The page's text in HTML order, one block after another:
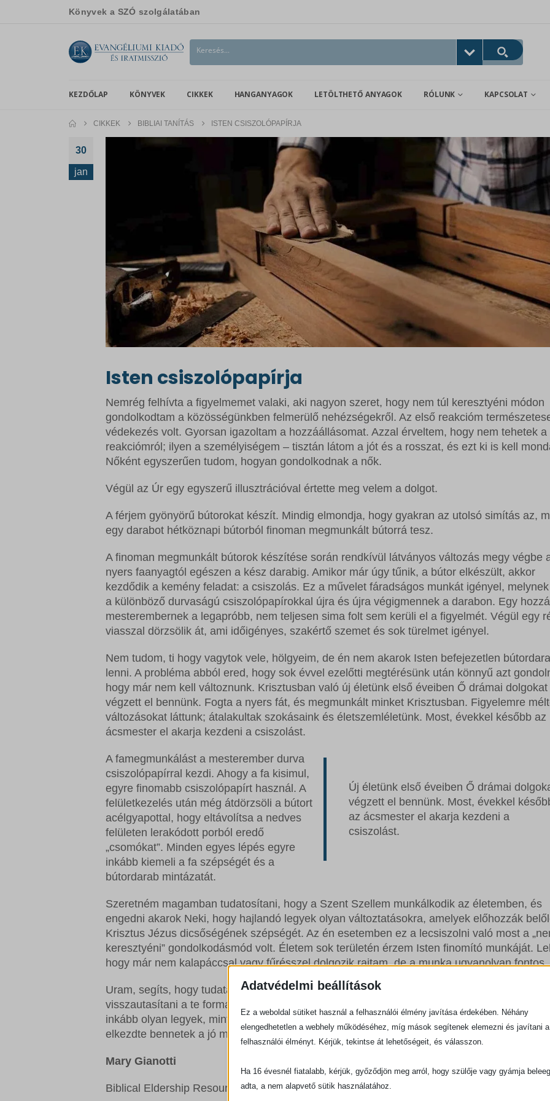
Könyvek a SZÓ szolgálatában
KEZDŐLAP KÖNYVEK CIKKEK HANGANYAGOK LETÖLTHETŐ ANYAGOK RÓLUNK KAPCSOLAT
CIKKEK BIBLIAI TANÍTÁS ISTEN CSISZOLÓPAPÍRJA
30
jan
Isten csiszolópapírja
Nemrég felhívta a figyelmemet valaki, aki nagyon szeret, hogy nem túl keresztyéni módon
gondolkodtam a közösségünkben felmerülő nehézségekről. Az első reakcióm
védekezés volt. Gyorsan igazoltam a hozzáállásomat. Azzal érveltem, hogy nem tehetek a
reakciómról; ilyen a személyiségem – tisztán látom a jót és a rosszat, és ezt ki is kell
Nőként egyszerűen tudom, hogyan gondolkodnak a nők.
Végül az Úr egy egyszerű illusztrációval értette meg velem a dolgot.
A férjem gyönyörű bútorokat készít. Mindig elmondja, hogy gyakran az utolsó simítás az,
egy darabot hétköznapi bútorból finoman megmunkált bútorrá tesz.
A finoman megmunkált bútorok készítése során rendkívül látványos változás megy végbe
nyers faanyagtól egészen a kész darabig. Amikor már úgy tűnik, a bútor elkészült, akkor
kezdődik a kemény feladat: a csiszolás. Ez a művelet fáradságos munkát igényel,
a különböző durvaságú csiszolópapírokkal újra és újra végigmennek a darabon. Egy
mesterembernek a legapróbb, nem teljesen sima folt sem kerüli el a figyelmét. Végül egy
viasszal dörzsölik át, ami időigényes, szakértő szemet és sok türelmet igényel.
Nem tudom, ti hogy vagytok vele, hölgyeim, de én nem akarok Isten befejezetlen
lenni. A probléma abból ered, hogy sok évvel ezelőtti megtérésünk után könnyű azt
hogy már nem kell változnunk. Krisztusban való új életünk első éveiben Ő drámai dolgokat
végzett el bennünk. Fogta a nyers fát, és megmunkált minket Krisztusban. Figyelemre
változásokat láttunk; átalakultak szokásaink és életszemléletünk. Most, évekkel később az
ácsmester el akarja kezdeni a csiszolást.
Új életünk első éveiben Ő drámai
végzett el bennünk. Most, évekkel
az ácsmester el akarja kezdeni a
csiszolást.
A famegmunkálást a mesterember durva
csiszolópapírral kezdi. Ahogy a fa kisimul,
egyre finomabb csiszolópapírt használ. A
felületkezelés után még átdörzsöli a bútort
acélgyapottal, hogy eltávolítsa a nedves
felületen lerakódott porból eredő
„csomókat”. Minden egyes lépés egyre
inkább kiemeli a fa szépségét és a
bútordarab mintázatát.
Szeretném magamban tudatosítani, hogy a Szent Szellem munkálkodik az életemben, és
engedni akarok Neki, hogy hajlandó legyek olyan változtatásokra, amelyek előhozzák
Krisztus Jézus dicsőségének szépségét. Az én esetemben ez a lecsiszolni való most a
keresztyéni” gondolkodásmód volt. Életem sok területén érzem Isten finomító munkáját.
hogy már nem kalapáccsal vagy fűrésszel dolgozik rajtam, de a munka ugyanolyan fontos.
Uram, segíts, hogy tudatában legyek a te csiszoló munkádnak az életemben! Nem akarom
visszautasítani a te formáló munkád hatását. Szeretnék engedelmeskedni kezednek, hogy
inkább olyan legyek, mint Megváltóm. Ámen. „Éppen ezért meg vagyok győződve arról,
elkezdte bennetek a jó munkát, elvégzi Krisztus Jézus napjára.” (Fil 1,6)
Mary Gianotti
Biblical Eldership Resources
Adatvédelmi beállítások
Ez a weboldal sütiket használ a felhasználói élmény javítása érdekében. Néhány
elengedhetetlen a webhely működéséhez, míg mások segítenek elemezni és javítani a
felhasználói élményt. Kérjük, tekintse át lehetőségeit, és válasszon.
Ha 16 évesnél fiatalabb, kérjük, győződjön meg arról, hogy szülője vagy gyámja
adta, a nem alapvető sütik használatához.